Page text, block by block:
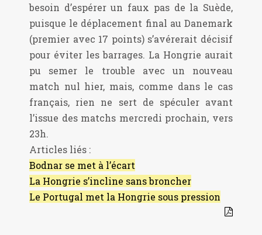
besoin d’espérer un faux pas de la Suède,
puisque le déplacement final au Danemark
(premier avec 17 points) s’avérerait décisif
pour éviter les barrages. La Hongrie aurait
pu semer le trouble avec un nouveau
match nul hier, mais, comme dans le cas
français, rien ne sert de spéculer avant
l’issue des matchs mercredi prochain, vers
23h.
Articles liés :
Bodnar se met à l’écart
La Hongrie s’incline sans broncher
Le Portugal met la Hongrie sous pression